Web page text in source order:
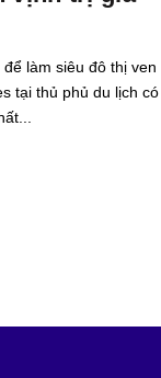
làm siêu đô thị ven
tại thủ phủ du lịch có